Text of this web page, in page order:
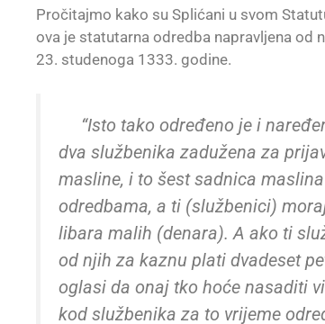
Pročitajmo kako su Splićani u svom
ova je statutarna odredba napravljena od
23. studenoga 1333. godine.
“Isto tako određeno je i
dva službenika zadužena za
masline, i to šest sadnica
odredbama, a ti (službenici)
libara malih (denara). A ako ti
od njih za kaznu plati dvadeset
oglasi da onaj tko hoće nasaditi
kod službenika za to vrijeme